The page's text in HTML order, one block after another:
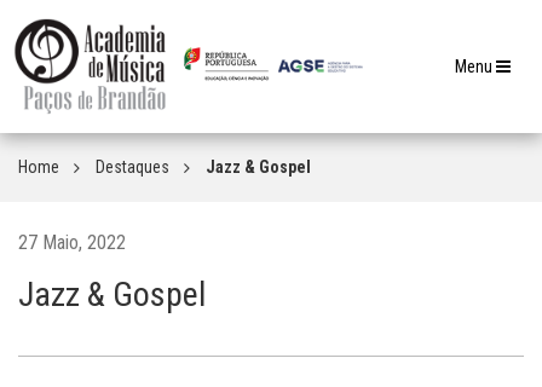
Toggle
Menu
Home Destaques Jazz & Gospel
27 Maio, 2022
Jazz & Gospel